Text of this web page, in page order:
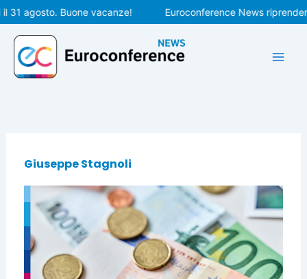
Vai
al
contenuto
agosto. Buone vacanze! Euroconference News riprenderà
Giuseppe Stagnoli